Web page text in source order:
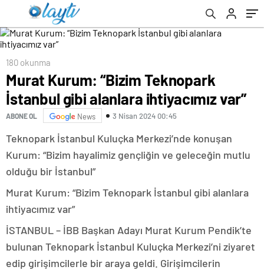
180 okunma
Murat Kurum: “Bizim Teknopark
İstanbul gibi alanlara ihtiyacımız var”
ABONE OL News 3 Nisan 2024 00:45
Teknopark İstanbul Kuluçka Merkezi’nde konuşan
Kurum: “Bizim hayalimiz gençliğin ve geleceğin mutlu
olduğu bir İstanbul”
Murat Kurum: “Bizim Teknopark İstanbul gibi alanlara
ihtiyacımız var”
İSTANBUL – İBB Başkan Adayı Murat Kurum Pendik’te
bulunan Teknopark İstanbul Kuluçka Merkezi’ni ziyaret
edip girişimcilerle bir araya geldi. Girişimcilerin